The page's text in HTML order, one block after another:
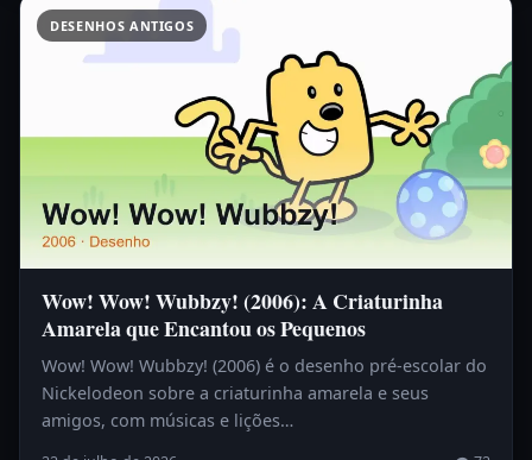
DESENHOS ANTIGOS
Wow! Wow! Wubbzy! (2006): A Criaturinha
Amarela que Encantou os Pequenos
Wow! Wow! Wubbzy! (2006) é o desenho pré-escolar do
Nickelodeon sobre a criaturinha amarela e seus
amigos, com músicas e lições…